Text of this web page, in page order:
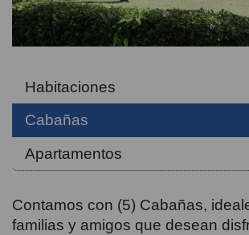
Habitaciones
Cabañas
Apartamentos
Contamos con (5) Cabañas,
familias y amigos que desean